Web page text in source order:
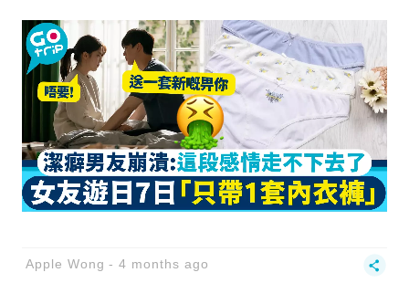
Apple Wong 4 months ago